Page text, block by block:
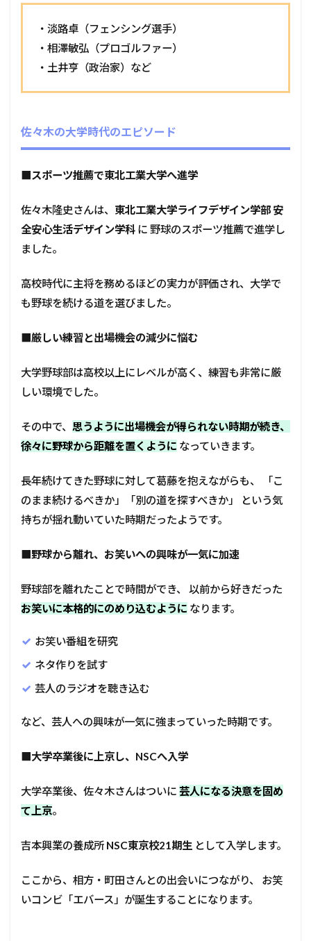
・淡路卓（フェンシング選手）
・相澤敏弘（プロゴルファー）
・土井亨（政治家）など
佐々木の大学時代のエピソード
■スポーツ推薦で東北工業大学へ進学
佐々木隆史さんは、 東北工業大学ライフデザイン学部 安
全安心生活デザイン学科 に 野球のスポーツ推薦で進学し
ました。
高校時代に主将を務めるほどの実力が評価され、大学で
も野球を続ける道を選びました。
■厳しい練習と出場機会の減少に悩む
大学野球部は高校以上にレベルが高く、練習も非常に厳
しい環境でした。
その中で、 思うように出場機会が得られない時期が続き、
徐々に野球から距離を置くように なっていきます。
長年続けてきた野球に対して葛藤を抱えながらも、 「こ
のまま続けるべきか」「別の道を探すべきか」 という気
持ちが揺れ動いていた時期だったようです。
■野球から離れ、お笑いへの興味が一気に加速
野球部を離れたことで時間ができ、 以前から好きだった
お笑いに本格的にのめり込むように なります。
お笑い番組を研究
ネタ作りを試す
芸人のラジオを聴き込む
など、芸人への興味が一気に強まっていった時期です。
■大学卒業後に上京し、NSCへ入学
大学卒業後、佐々木さんはついに 芸人になる決意を固め
て上京。
吉本興業の養成所 NSC東京校21期生 として入学します。
ここから、相方・町田さんとの出会いにつながり、 お笑
いコンビ「エバース」が誕生することになります。